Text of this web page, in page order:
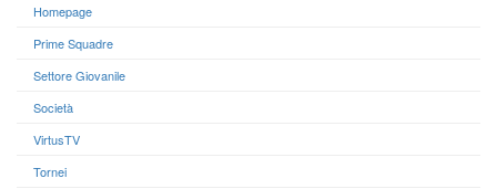
Homepage
Prime Squadre
Settore Giovanile
Società
VirtusTV
Tornei